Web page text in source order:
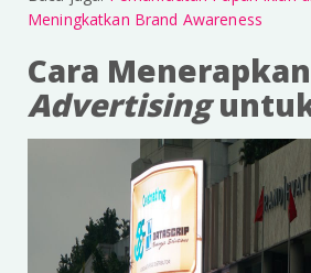
Meningkatkan Brand Awareness
Cara Menerapkan
Advertising